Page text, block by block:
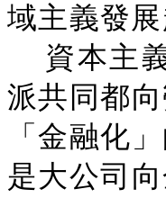
域主義發
資本主
派共同都
「金融化
是大公司